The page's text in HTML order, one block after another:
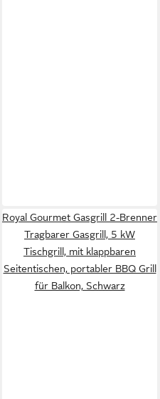
Royal Gourmet Gasgrill 2-Brenner
Tragbarer Gasgrill, 5 kW
Tischgrill, mit klappbaren
Seitentischen, portabler BBQ Grill
für Balkon, Schwarz